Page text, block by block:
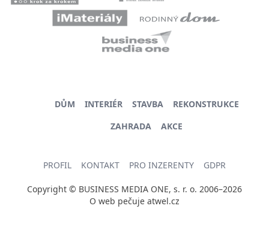
DŮM INTERIÉR STAVBA
REKONSTRUKCE
ZAHRADA
AKCE
PROFIL KONTAKT PRO INZERENTY GDPR
Copyright © BUSINESS MEDIA ONE, s. r. o. 2006–2026